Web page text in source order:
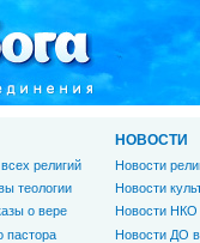
религий
теологии
о вере
пастора
НОВОСТИ
Новости
Новости
Новости НКО
Новости ДО